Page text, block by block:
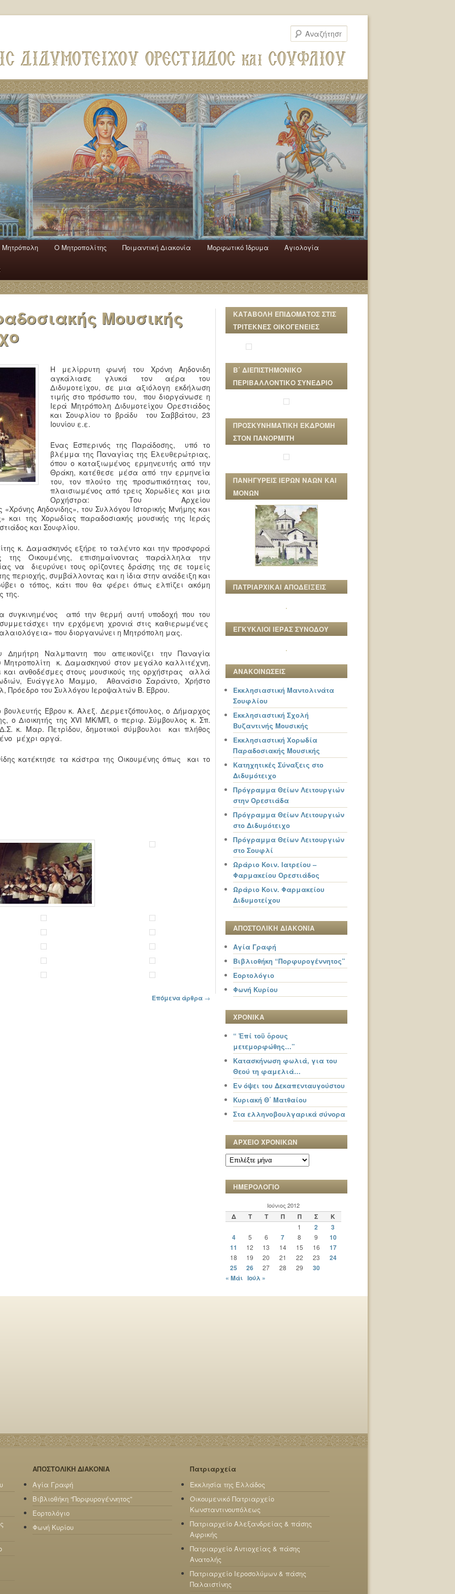
Mητρόπολη Ο Mητροπολίτης Ποιμαντική Διακονία Μορφωτικό Ίδρυμα Αγιολογία
Μουσικής
Η μελίρρυτη φωνή του Χρόνη Αηδονιδη
αγκάλιασε γλυκά τον αέρα του
Διδυμοτείχου, σε μια αξιόλογη εκδήλωση
τιμής στο πρόσωπο του, που διοργάνωσε η
Ιερά Μητρόπολη Διδυμοτείχου Ορεστιάδος
και Σουφλίου το βράδυ του Σαββάτου, 23
Ιουνίου ε.ε.
Ένας Εσπερινός της Παράδοσης, υπό το
βλέμμα της Παναγίας της Ελευθερώτριας,
όπου ο καταξιωμένος ερμηνευτής από την
Θράκη, κατέθεσε μέσα από την ερμηνεία
του, τον πλούτο της προσωπικότητας του,
πλαισιωμένος από τρεις Χορωδίες και μια
Ορχήστρα: Του Αρχείου
Αηδονιδης», του Συλλόγου Ιστορικής Μνήμης και
της Χορωδίας παραδοσιακής μουσικής της Ιεράς
και Σουφλίου.
κ. Δαμασκηνός εξήρε το ταλέντο και την προσφορά
Οικουμένης, επισημαίνοντας παράλληλα την
να διευρύνει τους ορίζοντες δράσης της σε τομείς
περιοχής, συμβάλλοντας και η ίδια στην ανάδειξη και
ο τόπος, κάτι που θα φέρει όπως ελπίζει ακόμη
της.
συγκινημένος από την θερμή αυτή υποδοχή που του
την ερχόμενη χρονιά στις καθιερωμένες
που διοργανώνει η Μητρόπολη μας.
Δημήτρη Ναλμπαντη που απεικονίζει την Παναγία
Μητροπολίτη κ. Δαμασκηνού στον μεγάλο καλλιτέχνη,
και ανθοδέσμες στους μουσικούς της ορχήστρας αλλά
Ευάγγελο Μαμμο, Αθανάσιο Σαράντο, Χρήστο
Πρόεδρο του Συλλόγου Ιεροψαλτών Β. Εβρου.
Έβρου κ. Αλεξ. Δερμετζόπουλος, ο Δήμαρχος
ο Διοικητής της XVI ΜΚ/ΜΠ, ο περιφ. Σύμβουλος κ. Σπ.
κ. Μαρ. Πετρίδου, δημοτικοί σύμβουλοι και πλήθος
μέχρι αργά.
κατέκτησε τα κάστρα της Οικουμένης όπως και το
Επόμενα άρθρα →
ΚΑΤΑΒΟΛΗ ΕΠΙΔΟΜΑΤΟΣ ΣΤΙΣ
ΤΡΙΤΕΚΝΕΣ ΟΙΚΟΓΕΝΕΙΕΣ
Β΄ ΔΙΕΠΙΣΤΗΜΟΝΙΚΟ
ΠΕΡΙΒΑΛΛΟΝΤΙΚΟ ΣΥΝΕΔΡΙΟ
ΠΡΟΣΚΥΝΗΜΑΤΙΚΗ ΕΚΔΡΟΜΗ
ΣΤΟΝ ΠΑΝΟΡΜΙΤΗ
ΠΑΝΗΓΥΡΕΙΣ ΙΕΡΩΝ ΝΑΩΝ ΚΑΙ
ΜΟΝΩΝ
ΠΑΤΡΙΑΡΧΙΚΑΙ ΑΠΟΔΕΙΞΕΙΣ
ΕΓΚΥΚΛΙΟΙ ΙΕΡΑΣ ΣΥΝΟΔΟΥ
ΑΝΑΚΟΙΝΩΣΕΙΣ
Εκκλησιαστική Μαντολινάτα
Σουφλίου
Εκκλησιαστική Σχολή
Βυζαντινής Μουσικής
Εκκλησιαστική Χορωδία
Παραδοσιακής Μουσικής
Κατηχητικές Σύναξεις στο
Διδυμότειχο
Πρόγραμμα Θείων Λειτουργιών
στην Ορεστιάδα
Πρόγραμμα Θείων Λειτουργιών
στο Διδυμότειχο
Πρόγραμμα Θείων Λειτουργιών
στο Σουφλί
Ωράριο Κοιν. Ιατρείου –
Φαρμακείου Ορεστιάδος
Ωράριο Κοιν. Φαρμακείου
Διδυμοτείχου
ΑΠΟΣΤΟΛΙΚΗ ΔΙΑΚΟΝΙΑ
Αγία Γραφή
Βιβλιοθήκη “Πορφυρογέννητος”
Εορτολόγιο
Φωνή Κυρίου
ΧΡΟΝΙΚΑ
“ Ἐπί τοῦ ὄρους
μετεμορφώθης…”
Κατασκήνωση φωλιά, για του
Θεού τη φαμελιά…
Εν όψει του Δεκαπενταυγούστου
Κυριακή Θ΄ Ματθαίου
Στα ελληνοβουλγαρικά σύνορα
ΑΡΧΕΙΟ ΧΡΟΝΙΚΩΝ
ΑΡΧΕΙΟ
ΧΡΟΝΙΚΩΝ
ΗΜΕΡΟΛΟΓΙΟ
Ιούνιος 2012
Δ Τ Τ Π Π Σ Κ
1 2
3
4
5 6 7 8 9
10
11
12 13 14 15 16 17
18 19 20 21 22 23
24
25
26 27 28 29
30
« Μάι Ιούλ »
ΑΠΟΣΤΟΛΙΚΗ ΔΙΑΚΟΝΙΑ
Αγία Γραφή
Βιβλιοθήκη “Πορφυρογέννητος”
Εορτολόγιο
Φωνή Κυρίου
Πατριαρχεία
Εκκλησία της Ελλάδος
Οικουμενικό Πατριαρχείο
Κωνσταντινουπόλεως
Πατριαρχείο Αλεξανδρείας & πάσης
Αφρικής
Πατριαρχείο Αντιοχείας & πάσης
Ανατολής
Πατριαρχείο Ιεροσολύμων & πάσης
Παλαιστίνης